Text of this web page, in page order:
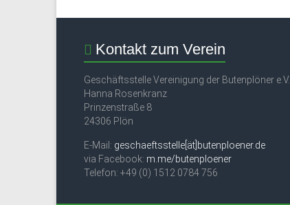
Kontakt zum Verein
Geschäftsstelle Vereinigung der Butenplöner e.V.
Hanna Rosenkranz
Prinzenstraße 8
24306 Plön
E-Mail: geschaeftsstelle[ät]butenploener.de
via Facebook: m.me/butenploener
Telefon: +49 (0) 1512 0784 756